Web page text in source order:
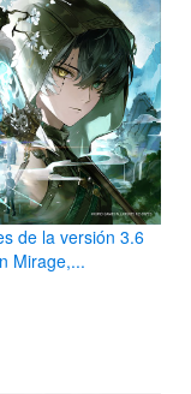
de la versión 3.6
Mirage,...